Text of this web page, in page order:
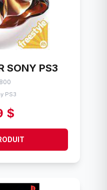
SONY PS3
PS3
$